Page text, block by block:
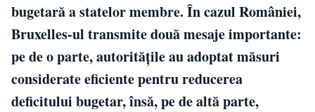
bugetară a statelor membre. În cazul României,
Bruxelles-ul transmite două mesaje importante:
pe de o parte, autoritățile au adoptat măsuri
considerate eficiente pentru reducerea
deficitului bugetar, însă, pe de altă parte,